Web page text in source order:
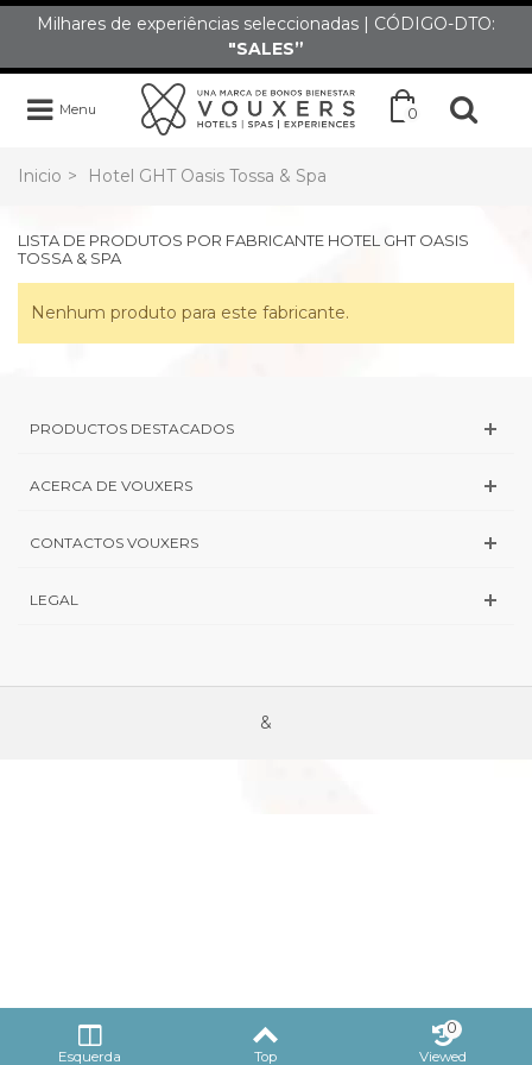
Milhares de experiências seleccionadas | CÓDIGO-DTO:
"SALES”
Menu 0
Inicio > Hotel GHT Oasis Tossa & Spa
LISTA DE PRODUTOS POR FABRICANTE HOTEL GHT OASIS
TOSSA & SPA
Nenhum produto para este fabricante.
PRODUCTOS DESTACADOS
ACERCA DE VOUXERS
CONTACTOS VOUXERS
LEGAL
&
Esquerda Top Viewed
0